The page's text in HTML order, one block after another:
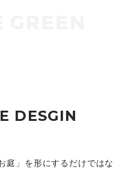
DESGIN
庭」を形にするだけではな